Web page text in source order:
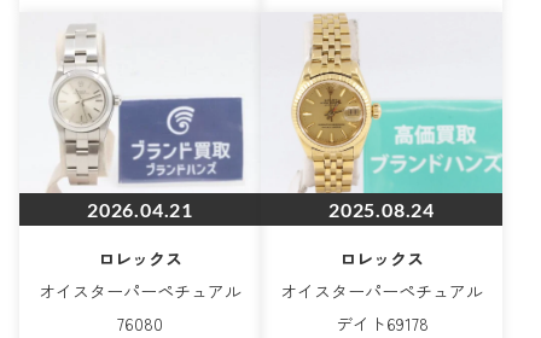
2026.04.21
ロレックス
オイスターパーペチュアル
76080
2025.08.24
ロレックス
オイスターパーペチュアル
デイト69178